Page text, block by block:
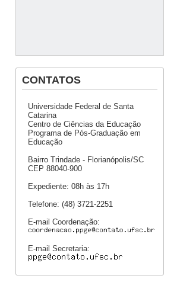
CONTATOS
Universidade Federal de Santa
Catarina
Centro de Ciências da Educação
Programa de Pós-Graduação em
Educação
Bairro Trindade - Florianópolis/SC
CEP 88040-900
Expediente: 08h às 17h
Telefone: (48) 3721-2251
E-mail Coordenação:
E-mail Secretaria: